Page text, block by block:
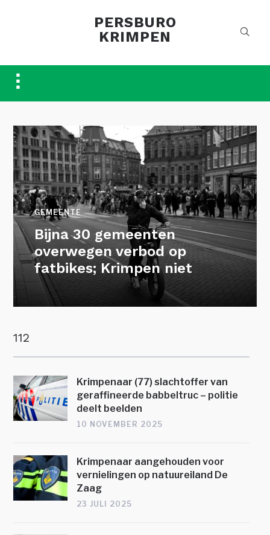
PERSBURO
KRIMPEN
Toggle
sidebar
112
Krimpenaar (77) slachtoffer van
geraffineerde babbeltruc – politie
deelt beelden
10 NOVEMBER 2025
Krimpenaar aangehouden voor
vernielingen op natuureiland De
Zaag
23 JULI 2025
GEMEENTE
Bijna 30 gemeenten
overwegen verbod op
fatbikes; Krimpen niet